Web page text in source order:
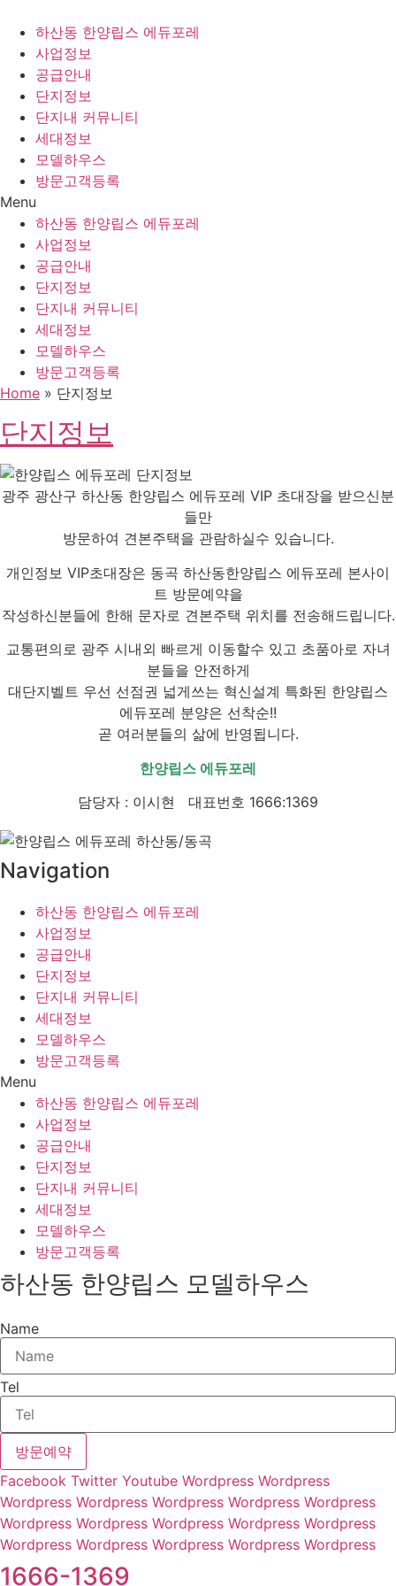
content
하산동 한양립스 에듀포레
사업정보
공급안내
단지정보
단지내 커뮤니티
세대정보
모델하우스
방문고객등록
Menu
하산동 한양립스 에듀포레
사업정보
공급안내
단지정보
단지내 커뮤니티
세대정보
모델하우스
방문고객등록
Home » 단지정보
단지정보
광주 광산구 하산동 한양립스 에듀포레 VIP 초대장을 받으신분
들만
방문하여 견본주택을 관람하실수 있습니다.
개인정보 VIP초대장은 동곡 하산동한양립스 에듀포레 본사이
트 방문예약을
작성하신분들에 한해 문자로 견본주택 위치를 전송해드립니다.
교통편의로 광주 시내외 빠르게 이동할수 있고 초품아로 자녀
분들을 안전하게
대단지벨트 우선 선점권 넓게쓰는 혁신설계 특화된 한양립스
에듀포레 분양은 선착순!!
곧 여러분들의 삶에 반영됩니다.
한양립스 에듀포레
담당자 : 이시현 대표번호 1666:1369
Navigation
하산동 한양립스 에듀포레
사업정보
공급안내
단지정보
단지내 커뮤니티
세대정보
모델하우스
방문고객등록
Menu
하산동 한양립스 에듀포레
사업정보
공급안내
단지정보
단지내 커뮤니티
세대정보
모델하우스
방문고객등록
하산동 한양립스 모델하우스
Name
Tel
방문예약
Facebook Twitter Youtube Wordpress Wordpress
Wordpress Wordpress Wordpress Wordpress Wordpress
Wordpress Wordpress Wordpress Wordpress Wordpress
Wordpress Wordpress Wordpress Wordpress Wordpress
1666-1369